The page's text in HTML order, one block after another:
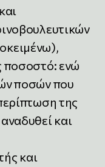
ποσοστό: ενώ
ποσών που
της
και
και